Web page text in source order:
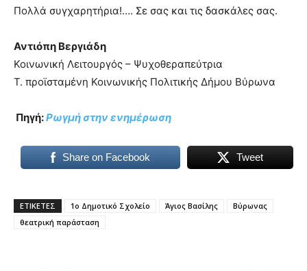
Πολλά συγχαρητήρια!…. Σε σας και τις δασκάλες σας.
Αντιόπη Βεργιάδη
Κοινωνική Λειτουργός – Ψυχοθεραπεύτρια
Τ. προϊσταμένη Κοινωνικής Πολιτικής Δήμου Βύρωνα
Πηγή:Ρωγμή στην ενημέρωση
Share on Facebook Tweet
ΕΤΙΚΕΤΕΣ 1ο Δημοτικό Σχολείο Άγιος Βασίλης
Βύρωνας
θεατρική παράσταση